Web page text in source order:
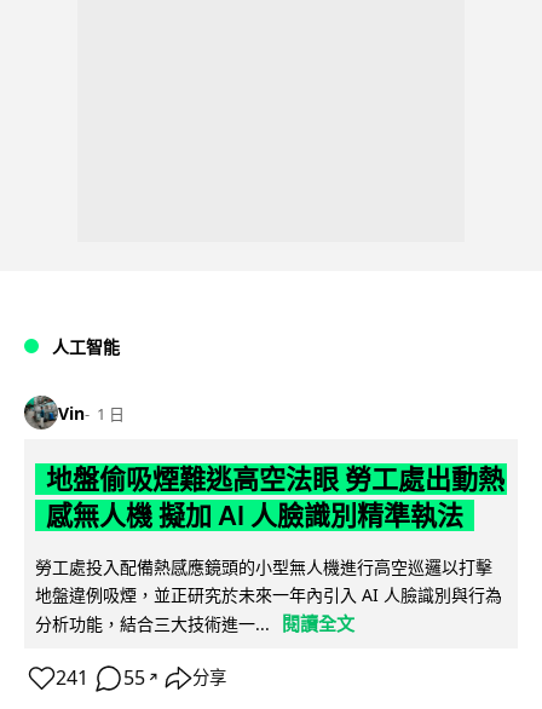
人工智能
Vin 1 日
地盤偷吸煙難逃高空法眼 勞工處出動熱
感無人機 擬加 AI 人臉識別精準執法
勞工處投入配備熱感應鏡頭的小型無人機進行高空巡邏以打擊
地盤違例吸煙，並正研究於未來一年內引入 AI 人臉識別與行為
分析功能，結合三大技術進一...
閱讀全文
241 55 ↗ 分享